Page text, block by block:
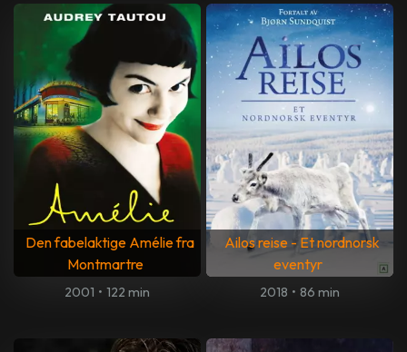
Den fabelaktige Amélie fra
Montmartre
2001 • 122 min
Ailos reise - Et nordnorsk
eventyr
2018 • 86 min